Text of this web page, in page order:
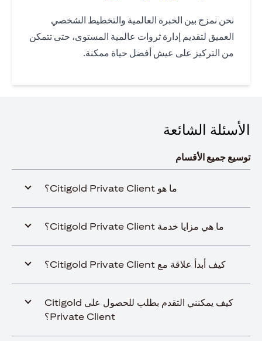
نحن نمزج بين الخبرة العالمية والتخطيط الشخصي
العميق لتقديم إدارة ثروات عالمية المستوى، حتى تتمكن
من التركيز على عيش أفضل حياة ممكنة.
الأسئلة الشائعة
توسيع جميع الأقسام
ما هو Citigold Private Client؟
ما هي مزايا خدمة Citigold Private Client؟
كيف أبدأ علاقة مع Citigold Private Client؟
كيف يمكنني التقدم بطلب للحصول على Citigold
Private Client؟